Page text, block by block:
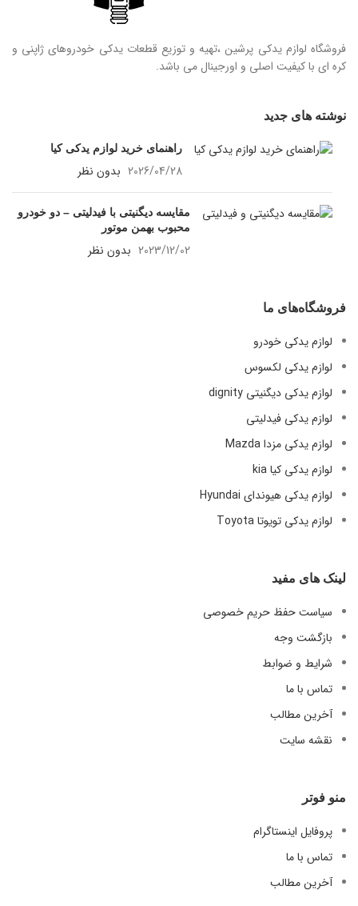
فروشگاه لوازم یدکی پرشین ،تهیه و توزیع قطعات یدکی خودروهای ژاپنی و
کره ای با کیفیت اصلی و اورجینال می باشد.
نوشته های جدید
راهنمای خرید لوازم یدکی کیا
2026/04/28 بدون نظر
مقایسه دیگنیتی با فیدلیتی – دو خودرو
محبوب بهمن موتور
2023/12/02 بدون نظر
فروشگاه‌های ما
لوازم یدکی خودرو
لوازم یدکی لکسوس
لوازم یدکی دیگنیتی dignity
لوازم یدکی فیدلیتی
لوازم یدکی مزدا Mazda
لوازم یدکی کیا kia
لوازم یدکی هیوندای Hyundai
لوازم یدکی تویوتا Toyota
لینک های مفید
سیاست حفظ حریم خصوصی
بازگشت وجه
شرایط و ضوابط
تماس با ما
آخرین مطالب
نقشه سایت
منو فوتر
پروفایل اینستاگرام
تماس با ما
آخرین مطالب